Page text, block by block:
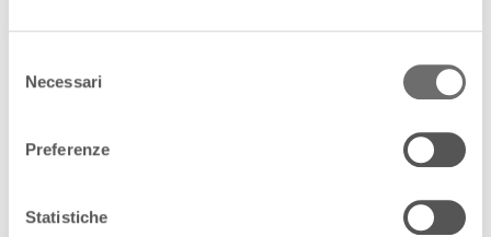
delNecessari
Preferenze
Statistiche
come il Governo “intenda proseguire nell’azione volta a
dei lavoratori italiani, rafforzandone il
potere d’acquisto”, tema al centro, insieme alle strategie per
interrogazione.
misure urgenti per
. Specifiche
interrogazioni saranno quindi dedicate alle
politiche di